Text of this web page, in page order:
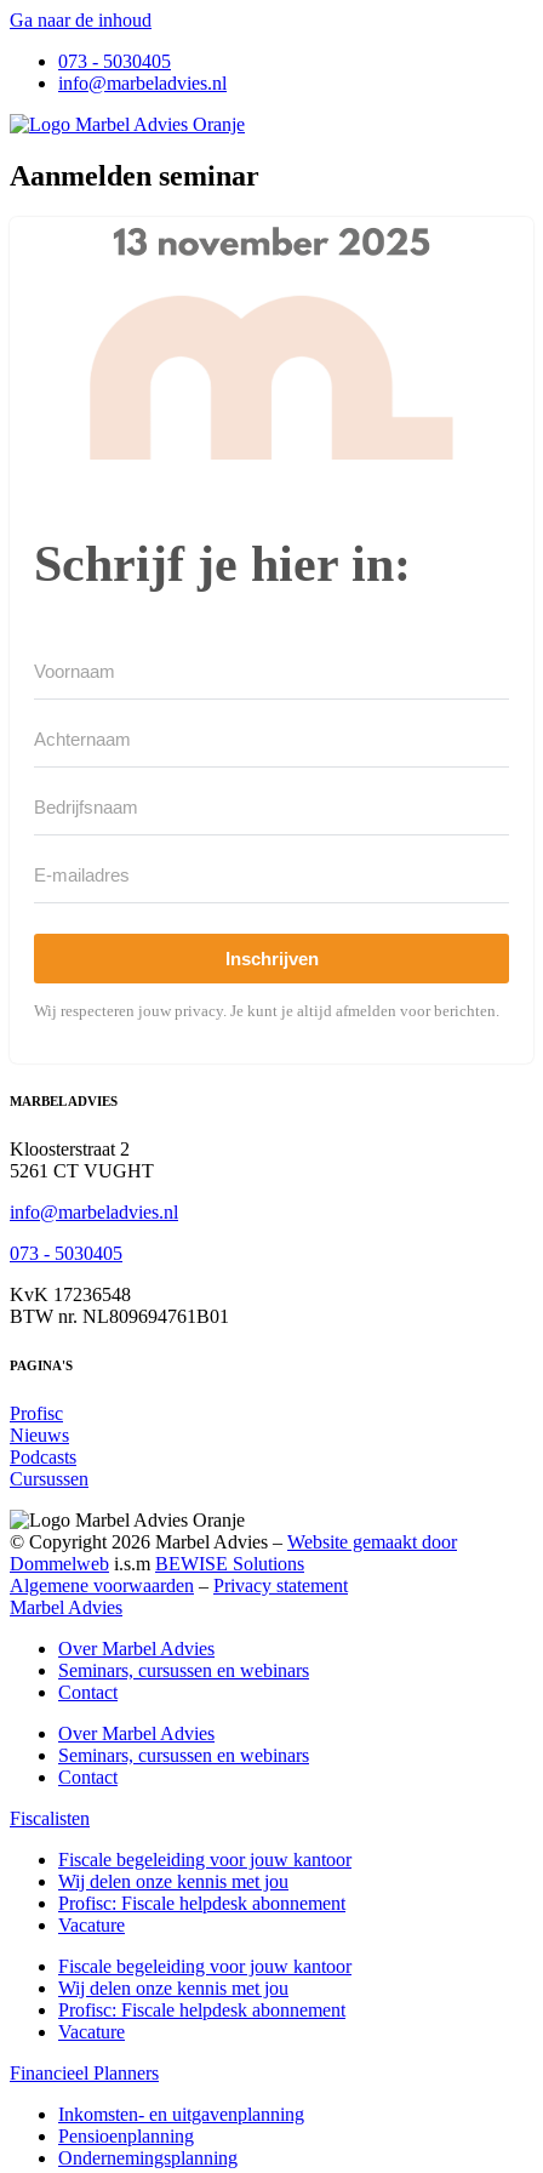
Ga naar de inhoud
073 - 5030405
info@marbeladvies.nl
Aanmelden seminar
Schrijf je hier in:
Inschrijven
Wij respecteren jouw privacy. Je kunt je altijd afmelden voor berichten.
MARBEL ADVIES
Kloosterstraat 2
5261 CT VUGHT
info@marbeladvies.nl
073 - 5030405
KvK 17236548
BTW nr. NL809694761B01
PAGINA'S
Profisc
Nieuws
Podcasts
Cursussen
© Copyright 2026 Marbel Advies – Website gemaakt door
Dommelweb i.s.m BEWISE Solutions
Algemene voorwaarden – Privacy statement
Marbel Advies
Over Marbel Advies
Seminars, cursussen en webinars
Contact
Over Marbel Advies
Seminars, cursussen en webinars
Contact
Fiscalisten
Fiscale begeleiding voor jouw kantoor
Wij delen onze kennis met jou
Profisc: Fiscale helpdesk abonnement
Vacature
Fiscale begeleiding voor jouw kantoor
Wij delen onze kennis met jou
Profisc: Fiscale helpdesk abonnement
Vacature
Financieel Planners
Inkomsten- en uitgavenplanning
Pensioenplanning
Ondernemingsplanning